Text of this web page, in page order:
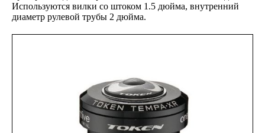
Используются вилки со штоком 1.5 дюйма, внутренний
диаметр рулевой трубы 2 дюйма.